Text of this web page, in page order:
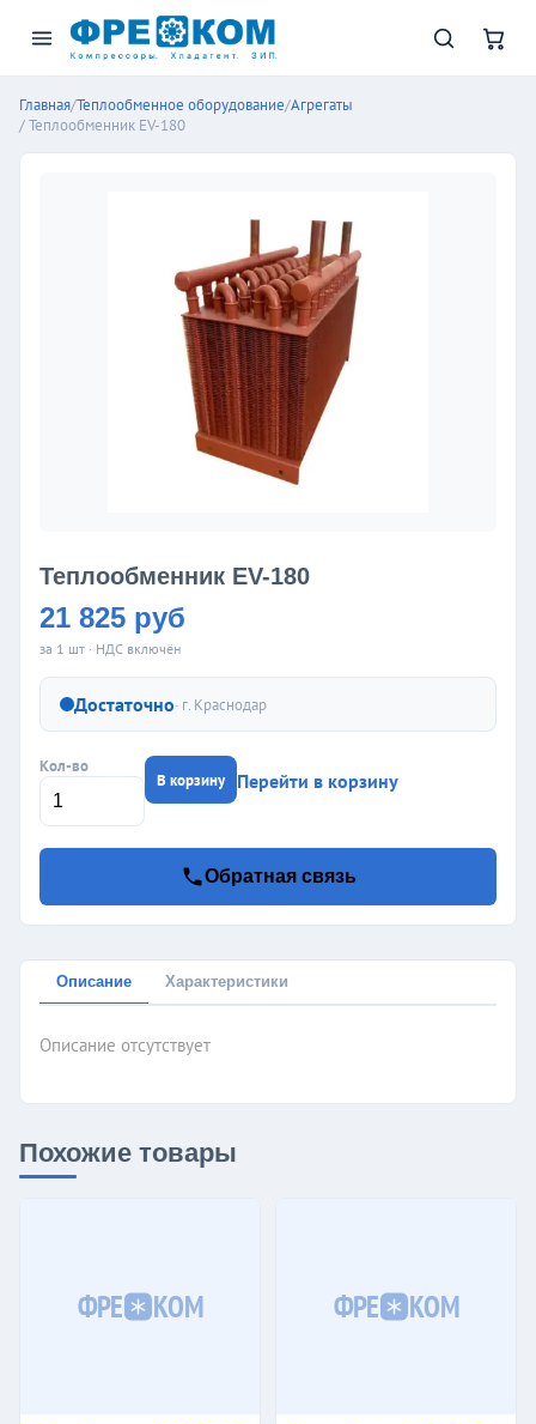
Главная/Теплообменное оборудование/Агрегаты
/ Теплообменник EV-180
Теплообменник EV-180
21 825 руб
за 1 шт · НДС включён
Достаточно· г. Краснодар
Кол-во
В корзину Перейти в корзину
Обратная связь
Описание Характеристики
Описание отсутствует
Похожие товары
ФРЕ КОМ ФРЕ КОМ